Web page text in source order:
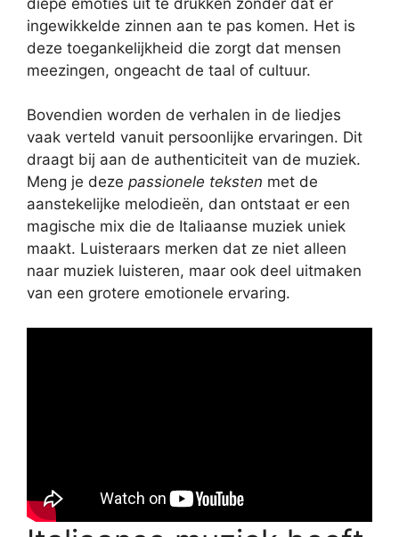
ingewikkelde zinnen aan te pas komen. Het is
deze toegankelijkheid die zorgt dat mensen
meezingen, ongeacht de taal of cultuur.
Bovendien worden de verhalen in de liedjes
vaak verteld vanuit persoonlijke ervaringen. Dit
draagt bij aan de authenticiteit van de muziek.
Meng je deze passionele teksten met de
aanstekelijke melodieën, dan ontstaat er een
magische mix die de Italiaanse muziek uniek
maakt. Luisteraars merken dat ze niet alleen
naar muziek luisteren, maar ook deel uitmaken
van een grotere emotionele ervaring.